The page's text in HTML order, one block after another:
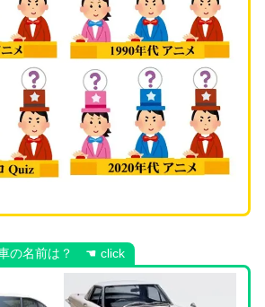
の名前は？ ☚ click